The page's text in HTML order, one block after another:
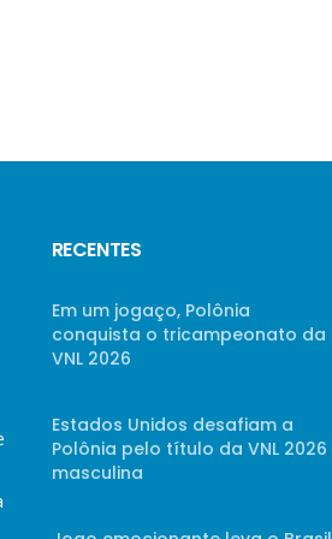
RECENTES
Em um jogaço, Polônia
conquista o tricampeonato da
VNL 2026
Estados Unidos desafiam a
Polônia pelo título da VNL 2026
masculina